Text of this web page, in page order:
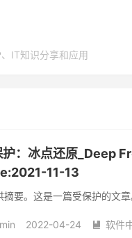
IT知识分享和应用
护：冰点还原_Deep
11-13
摘要。这是一篇受保护的文章
2022-04-24  软件